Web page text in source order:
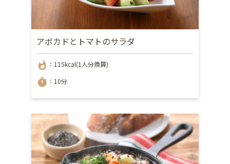
アボカドとトマトのサラダ
whatshot ：115kcal(1人分換算)
timer ：10分